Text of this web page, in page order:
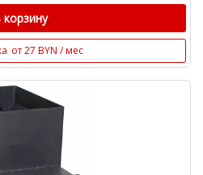
корзину
от 27 BYN / мес